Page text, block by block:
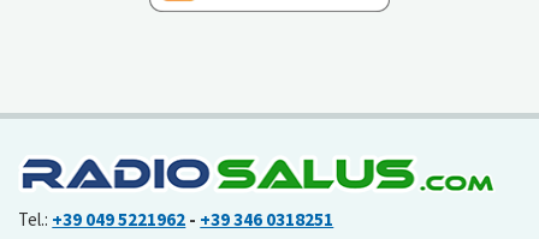
Tel.: +39 049 5221962 - +39 346 0318251